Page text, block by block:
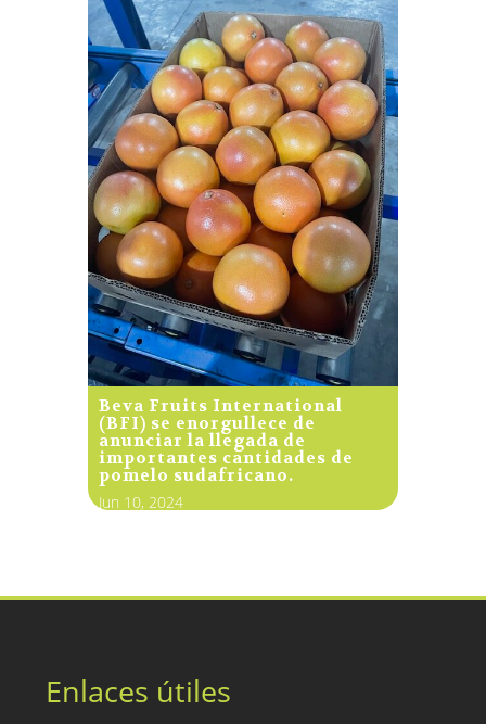
Beva Fruits International
(BFI) se enorgullece de
anunciar la llegada de
importantes cantidades de
pomelo sudafricano.
Jun 10, 2024
Enlaces útiles